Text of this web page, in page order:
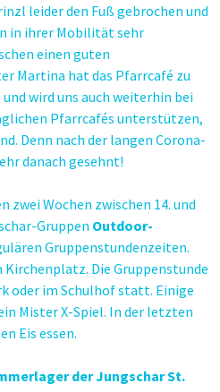
leider den Fuß gebrochen und
in ihrer Mobilität sehr
einen guten
Martina hat das Pfarrcafé zu
wird uns auch weiterhin bei
Pfarrcafés unterstützen,
Denn nach der langen Corona-
danach gesehnt!
zwei Wochen zwischen 14. und
Gruppen Outdoor-
Gruppenstundenzeiten.
Die Gruppenstunde
oder im Schulhof statt. Einige
Mister X-Spiel. In der letzten
Eis essen.
der Jungschar St.